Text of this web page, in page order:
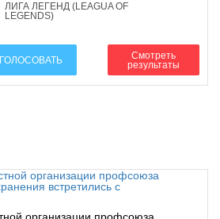
ЛИГА ЛЕГЕНД (LEAGUA OF
LEGENDS)
ГОЛОСОВАТЬ
Смотреть
результаты